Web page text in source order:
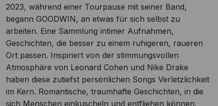
2023, während einer Tourpause mit seiner Band,
begann GOODWIN, an etwas für sich selbst zu
arbeiten. Eine Sammlung intimer Aufnahmen,
Geschichten, die besser zu einem ruhigeren, raueren
Ort passen. Inspiriert von der stimmungsvollen
Atmosphäre von Leonard Cohen und Nike Drake
haben diese zutiefst persönlichen Songs Verletzlichkeit
im Kern. Romantische, traumhafte Geschichten, in die
sich Menschen einkuscheln und entfliehen können.